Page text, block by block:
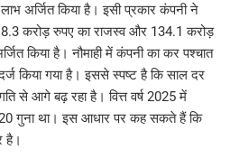
अर्जित किया है। इसी प्रकार कंपनी ने
करोड़ रुपए का राजस्व और 134.1 करोड़
किया है। नौमाही में कंपनी का कर पश्चात
किया गया है। इससे स्पष्ट है कि साल दर
से आगे बढ़ रहा है। वित्त वर्ष 2025 में
गुना था। इस आधार पर कह सकते हैं कि
है।